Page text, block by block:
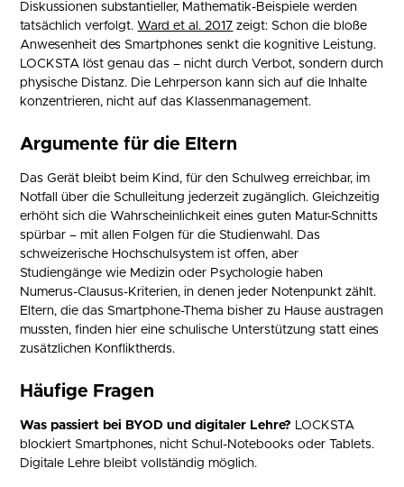
Diskussionen substantieller, Mathematik-Beispiele werden
tatsächlich verfolgt. Ward et al. 2017 zeigt: Schon die bloße
Anwesenheit des Smartphones senkt die kognitive Leistung.
LOCKSTA löst genau das – nicht durch Verbot, sondern durch
physische Distanz. Die Lehrperson kann sich auf die Inhalte
konzentrieren, nicht auf das Klassenmanagement.
Argumente für die Eltern
Das Gerät bleibt beim Kind, für den Schulweg erreichbar, im
Notfall über die Schulleitung jederzeit zugänglich. Gleichzeitig
erhöht sich die Wahrscheinlichkeit eines guten Matur-Schnitts
spürbar – mit allen Folgen für die Studienwahl. Das
schweizerische Hochschulsystem ist offen, aber
Studiengänge wie Medizin oder Psychologie haben
Numerus-Clausus-Kriterien, in denen jeder Notenpunkt zählt.
Eltern, die das Smartphone-Thema bisher zu Hause austragen
mussten, finden hier eine schulische Unterstützung statt eines
zusätzlichen Konfliktherds.
Häufige Fragen
Was passiert bei BYOD und digitaler Lehre? LOCKSTA
blockiert Smartphones, nicht Schul-Notebooks oder Tablets.
Digitale Lehre bleibt vollständig möglich.